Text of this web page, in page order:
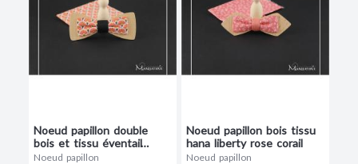
Noeud papillon double
bois et tissu éventail
orange
Noeud papillon
Noeud papillon bois tissu
hana liberty rose corail
Noeud papillon